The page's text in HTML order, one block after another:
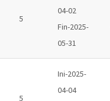
5
04-02
Fin-2025-
05-31
5
Ini-2025-
04-04